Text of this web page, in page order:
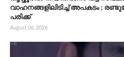
വാഹനങ്ങളിലിടിച്ച് അപകടം ;
പരിക്ക്
August 06, 2026